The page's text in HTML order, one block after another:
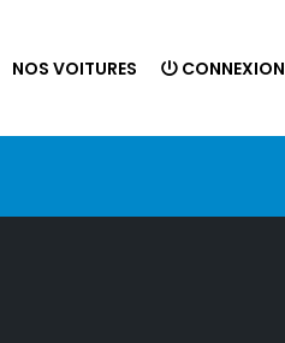
NOS VOITURES CONNEXION